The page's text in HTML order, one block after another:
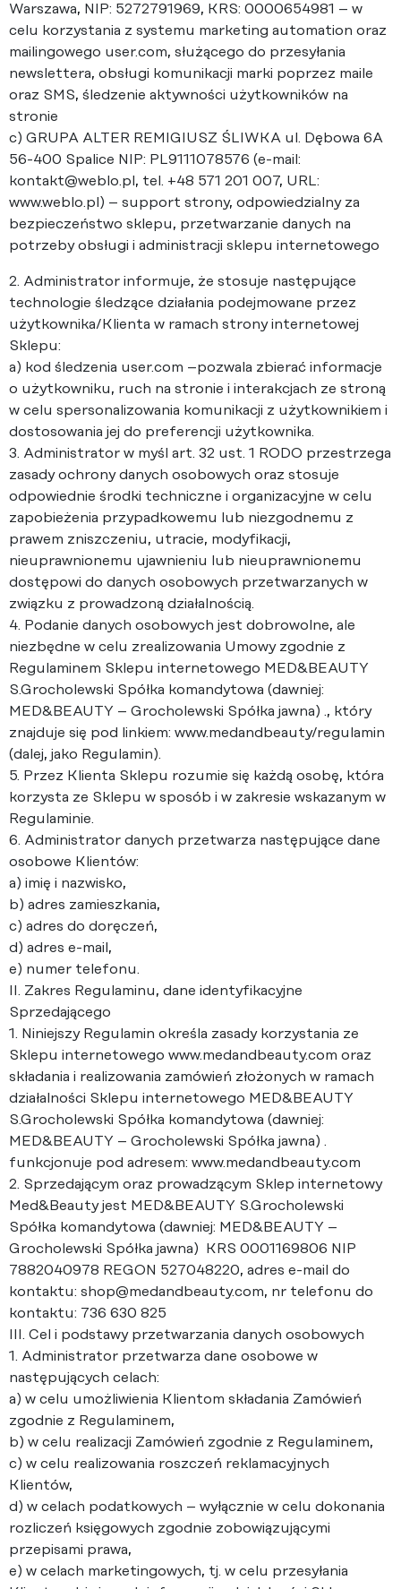
Warszawa, NIP: 5272791969, KRS: 0000654981 – w
celu korzystania z systemu marketing automation oraz
mailingowego user.com, służącego do przesyłania
newslettera, obsługi komunikacji marki poprzez maile
oraz SMS, śledzenie aktywności użytkowników na
stronie
c) GRUPA ALTER REMIGIUSZ ŚLIWKA ul. Dębowa 6A
56-400 Spalice NIP: PL9111078576 (e-mail:
kontakt@weblo.pl, tel. +48 571 201 007, URL:
www.weblo.pl) – support strony, odpowiedzialny za
bezpieczeństwo sklepu, przetwarzanie danych na
potrzeby obsługi i administracji sklepu internetowego
2. Administrator informuje, że stosuje następujące
technologie śledzące działania podejmowane przez
użytkownika/Klienta w ramach strony internetowej
Sklepu:
a) kod śledzenia user.com –pozwala zbierać informacje
o użytkowniku, ruch na stronie i interakcjach ze stroną
w celu spersonalizowania komunikacji z użytkownikiem i
dostosowania jej do preferencji użytkownika.
3. Administrator w myśl art. 32 ust. 1 RODO przestrzega
zasady ochrony danych osobowych oraz stosuje
odpowiednie środki techniczne i organizacyjne w celu
zapobieżenia przypadkowemu lub niezgodnemu z
prawem zniszczeniu, utracie, modyfikacji,
nieuprawnionemu ujawnieniu lub nieuprawnionemu
dostępowi do danych osobowych przetwarzanych w
związku z prowadzoną działalnością.
4. Podanie danych osobowych jest dobrowolne, ale
niezbędne w celu zrealizowania Umowy zgodnie z
Regulaminem Sklepu internetowego MED&BEAUTY
S.Grocholewski Spółka komandytowa (dawniej:
MED&BEAUTY – Grocholewski Spółka jawna) ., który
znajduje się pod linkiem: www.medandbeauty/regulamin
(dalej, jako Regulamin).
5. Przez Klienta Sklepu rozumie się każdą osobę, która
korzysta ze Sklepu w sposób i w zakresie wskazanym w
Regulaminie.
6. Administrator danych przetwarza następujące dane
osobowe Klientów:
a) imię i nazwisko,
b) adres zamieszkania,
c) adres do doręczeń,
d) adres e-mail,
e) numer telefonu.
II. Zakres Regulaminu, dane identyfikacyjne
Sprzedającego
1. Niniejszy Regulamin określa zasady korzystania ze
Sklepu internetowego www.medandbeauty.com oraz
składania i realizowania zamówień złożonych w ramach
działalności Sklepu internetowego MED&BEAUTY
S.Grocholewski Spółka komandytowa (dawniej:
MED&BEAUTY – Grocholewski Spółka jawna) .
funkcjonuje pod adresem: www.medandbeauty.com
2. Sprzedającym oraz prowadzącym Sklep internetowy
Med&Beauty jest MED&BEAUTY S.Grocholewski
Spółka komandytowa (dawniej: MED&BEAUTY –
Grocholewski Spółka jawna) KRS 0001169806 NIP
7882040978 REGON 527048220, adres e-mail do
kontaktu: shop@medandbeauty.com, nr telefonu do
kontaktu: 736 630 825
III. Cel i podstawy przetwarzania danych osobowych
1. Administrator przetwarza dane osobowe w
następujących celach:
a) w celu umożliwienia Klientom składania Zamówień
zgodnie z Regulaminem,
b) w celu realizacji Zamówień zgodnie z Regulaminem,
c) w celu realizowania roszczeń reklamacyjnych
Klientów,
d) w celach podatkowych – wyłącznie w celu dokonania
rozliczeń księgowych zgodnie zobowiązującymi
przepisami prawa,
e) w celach marketingowych, tj. w celu przesyłania